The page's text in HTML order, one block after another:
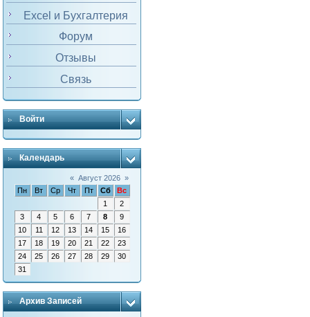
Excel и Бухгалтерия
Форум
Отзывы
Связь
Войти
Календарь
« Август 2026 »
Пн
Вт Ср Чт Пт Сб
Вс
1
2
3
4 5 6 7 8
9
10
11 12 13 14 15
16
17
18 19 20 21 22
23
24
25 26 27 28 29
30
31
Архив Записей